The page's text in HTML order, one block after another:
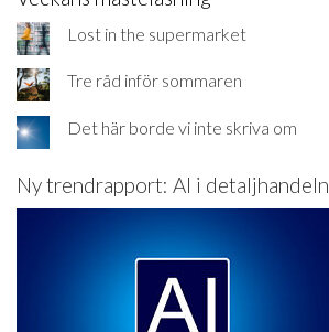
Lost in the supermarket
Tre råd inför sommaren
Det här borde vi inte skriva om
Ny trendrapport: AI i detaljhandeln